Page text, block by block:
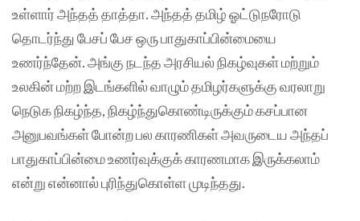
உள்ளார் அந்தத் தாத்தா. அந்தத் தமிழ் ஓட்டுநரோடு
தொடர்ந்து பேசப் பேச ஒரு பாதுகாப்பின்மையை
உணர்ந்தேன். அங்கு நடந்த அரசியல் நிகழ்வுகள் மற்றும்
உலகின் மற்ற இடங்களில் வாழும் தமிழர்களுக்கு வரலாறு
நெடுக நிகழ்ந்த, நிகழ்ந்துகொண்டிருக்கும் கசப்பான
அனுபவங்கள் போன்ற பல காரணிகள் அவருடைய அந்தப்
பாதுகாப்பின்மை உணர்வுக்குக் காரணமாக இருக்கலாம்
என்று என்னால் புரிந்துகொள்ள முடிந்தது.